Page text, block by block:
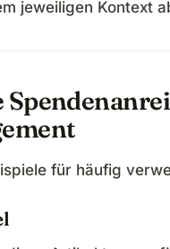
jeweiligen Kontext
für häufig